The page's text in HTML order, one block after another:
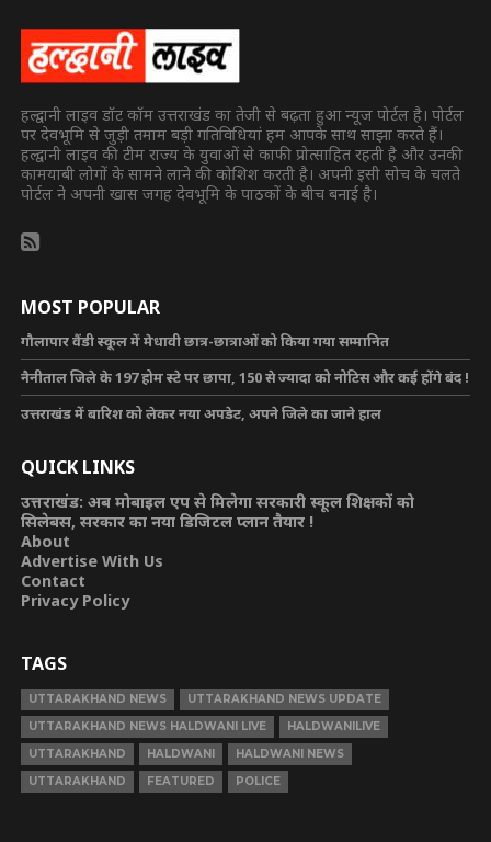
हल्द्वानी लाइव डॉट कॉम उत्तराखंड का तेजी से बढ़ता हुआ न्यूज पोर्टल है। पोर्टल
पर देवभूमि से जुड़ी तमाम बड़ी गतिविधियां हम आपके साथ साझा करते हैं।
हल्द्वानी लाइव की टीम राज्य के युवाओं से काफी प्रोत्साहित रहती है और उनकी
कामयाबी लोगों के सामने लाने की कोशिश करती है। अपनी इसी सोच के चलते
पोर्टल ने अपनी खास जगह देवभूमि के पाठकों के बीच बनाई है।
MOST POPULAR
गौलापार वैंडी स्कूल में मेधावी छात्र-छात्राओं को किया गया सम्मानित
नैनीताल जिले के 197 होम स्टे पर छापा, 150 से ज्यादा को नोटिस और कई होंगे बंद !
उत्तराखंड में बारिश को लेकर नया अपडेट, अपने जिले का जाने हाल
QUICK LINKS
उत्तराखंड: अब मोबाइल एप से मिलेगा सरकारी स्कूल शिक्षकों को
सिलेबस, सरकार का नया डिजिटल प्लान तैयार !
About
Advertise With Us
Contact
Privacy Policy
TAGS
UTTARAKHAND NEWS
UTTARAKHAND NEWS UPDATE
UTTARAKHAND NEWS HALDWANI LIVE
HALDWANILIVE
UTTARAKHAND
HALDWANI
HALDWANI NEWS
UTTARAKHAND
FEATURED POLICE